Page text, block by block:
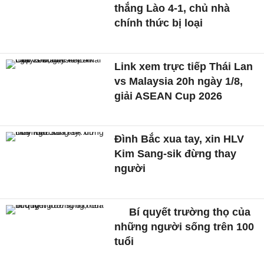
thắng Lào 4-1, chủ nhà
chính thức bị loại
Link xem trực tiếp Thái Lan
vs Malaysia 20h ngày 1/8,
giải ASEAN Cup 2026
Đình Bắc xua tay, xin HLV
Kim Sang-sik đừng thay
người
Bí quyết trường thọ của
những người sống trên 100
tuổi